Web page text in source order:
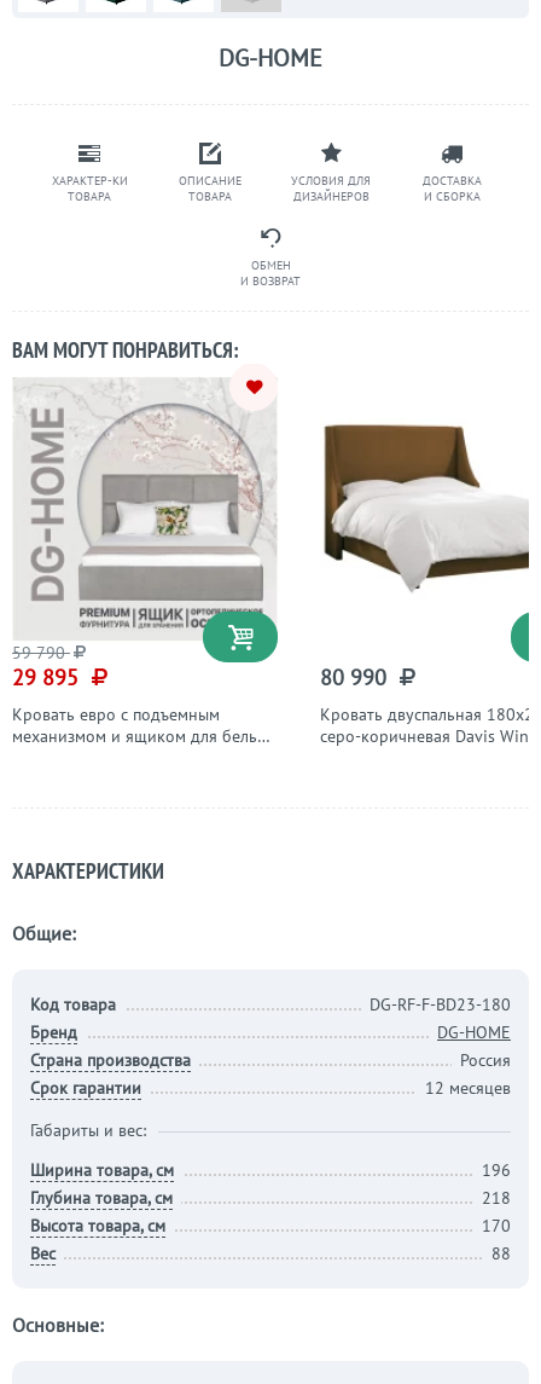
ХАРАКТЕР-КИ
ТОВАРА
ОПИСАНИЕ
ТОВАРА
УСЛОВИЯ ДЛЯ
ДИЗАЙНЕРОВ
ДОСТАВКА
И СБОРКА
ОБМЕН
И ВОЗВРАТ
DG-HOME
ХАРАКТЕРИСТИКИ
Общие:
Код товара
DG-RF-F-BD23-180
Бренд
DG-HOME
Страна производства
Россия
Срок гарантии
12 месяцев
Габариты и вес:
Ширина товара, см
196
Глубина товара, см
218
Высота товара, см
170
Вес
88
Основные:
ВАМ МОГУТ ПОНРАВИТЬСЯ:
59 790
29 895
Кровать евро с подъемным
механизмом и ящиком для белья
80 990
Кровать двуспальная
серо-коричневая Davis